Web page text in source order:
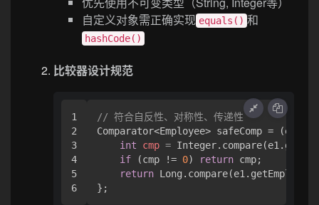
自定义对象需正确实现 equals() 和
hashCode()
比较器设计规范
1
2
3
4
5
// 符合自反性、对称性、传递性
Comparator<Employee> safeComp = (e1,
int
cmp =
if (cmp != 0) return cmp;
return